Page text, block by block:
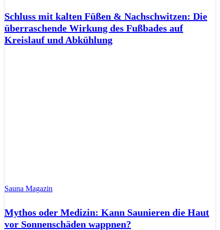
Schluss mit kalten Füßen & Nachschwitzen: Die
überraschende Wirkung des Fußbades auf
Kreislauf und Abkühlung
Sauna Magazin
Mythos oder Medizin: Kann Saunieren die Haut
vor Sonnenschäden wappnen?